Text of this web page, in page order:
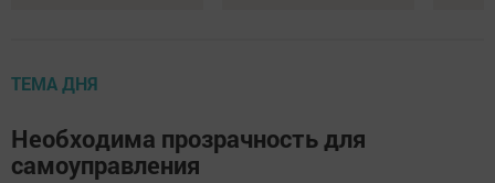
ТЕМА ДНЯ
Необходима прозрачность для
самоуправления